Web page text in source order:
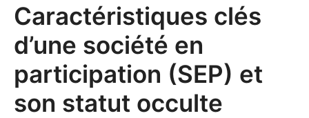
Caractéristiques clés
d’une société en
participation (SEP) et
son statut occulte